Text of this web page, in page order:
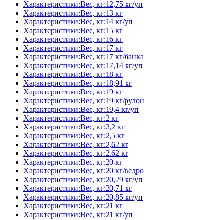
Характеристики:Вес, кг:12,75 кг/уп
Характеристики:Вес, кг:13 кг
Характеристики:Вес, кг:14 кг/уп
Характеристики:Вес, кг:15 кг
Характеристики:Вес, кг:16 кг
Характеристики:Вес, кг:17 кг
Характеристики:Вес, кг:17 кг/банка
Характеристики:Вес, кг:17,14 кг/уп
Характеристики:Вес, кг:18 кг
Характеристики:Вес, кг:18,91 кг
Характеристики:Вес, кг:19 кг
Характеристики:Вес, кг:19 кг/рулон
Характеристики:Вес, кг:19,4 кг/уп
Характеристики:Вес, кг:2 кг
Характеристики:Вес, кг:2,2 кг
Характеристики:Вес, кг:2,5 кг
Характеристики:Вес, кг:2,62 кг
Характеристики:Вес, кг:2.62 кг
Характеристики:Вес, кг:20 кг
Характеристики:Вес, кг:20 кг/ведро
Характеристики:Вес, кг:20,29 кг/уп
Характеристики:Вес, кг:20,71 кг
Характеристики:Вес, кг:20,85 кг/уп
Характеристики:Вес, кг:21 кг
Характеристики:Вес, кг:21 кг/уп